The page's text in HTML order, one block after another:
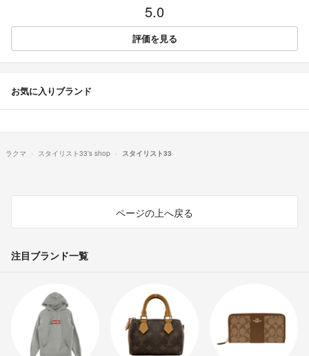
5.0
評価を見る
お気に入りブランド
ラクマ スタイリスト33's shop スタイリスト33
ページの上へ戻る
注目ブランド一覧